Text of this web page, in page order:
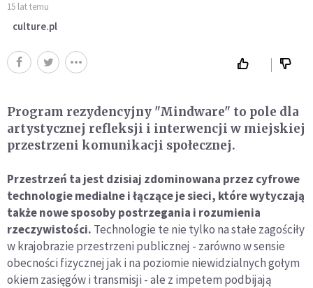
15 lat temu
culture.pl
Program rezydencyjny "Mindware" to pole dla
artystycznej refleksji i interwencji w miejskiej
przestrzeni komunikacji społecznej.
Przestrzeń ta jest dzisiaj zdominowana przez cyfrowe
technologie medialne i łączące je sieci, które wytyczają
także nowe sposoby postrzegania i rozumienia
rzeczywistości. Technologie te nie tylko na stałe zagościły
w krajobrazie przestrzeni publicznej - zarówno w sensie
obecności fizycznej jak i na poziomie niewidzialnych gołym
okiem zasięgów i transmisji - ale z impetem podbijają